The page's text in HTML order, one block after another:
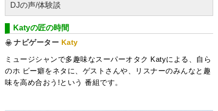
DJの声/体験談
Katyの匠の時間
ナビゲーター Katy
ミュージシャンで多趣味なスーパーオタク Katyによる、自ら
のホ ビー癖をネタに、ゲストさんや、リスナーのみんなと趣
味を高め合おう!という 番組です。